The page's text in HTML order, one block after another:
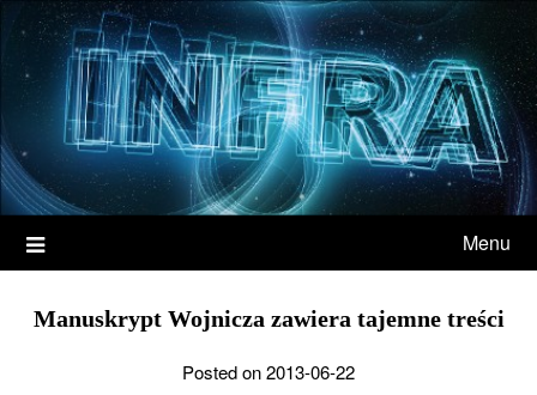
Menu
Manuskrypt Wojnicza zawiera tajemne treści
Posted on 2013-06-22